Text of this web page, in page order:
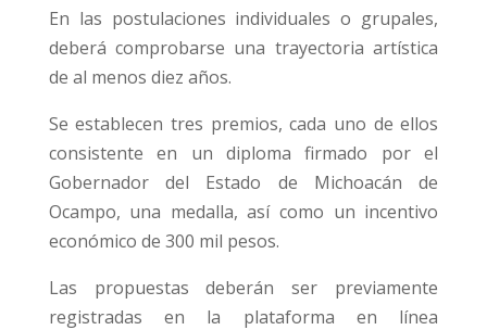
En las postulaciones individuales o grupales,
deberá comprobarse una trayectoria artística
de al menos diez años.
Se establecen tres premios, cada uno de ellos
consistente en un diploma firmado por el
Gobernador del Estado de Michoacán de
Ocampo, una medalla, así como un incentivo
económico de 300 mil pesos.
Las propuestas deberán ser previamente
registradas en la plataforma en línea